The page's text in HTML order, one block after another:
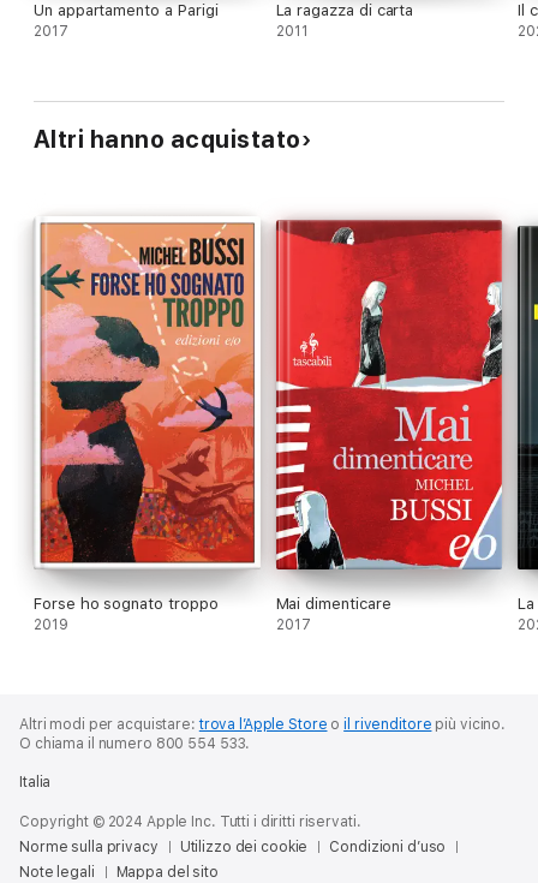
Un appartamento a Parigi
2017
La ragazza di carta
2011
Il
Altri hanno acquistato
Forse ho sognato troppo
2019
Mai dimenticare
2017
Altri modi per acquistare:trova l’Apple Store oil rivenditore più vicino.
O chiama il numero 800 554 533.
Italia
Copyright © 2024 Apple Inc. Tutti i diritti riservati.
Norme sulla privacy
Utilizzo dei cookie
Condizioni d’uso
Note legali
Mappa del sito